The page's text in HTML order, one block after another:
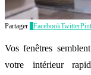
Partager FacebookTwitter
Vos fenêtres
votre intérieur